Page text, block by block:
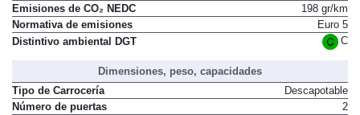
Emisiones de CO₂ NEDC
198 gr/km
Normativa de emisiones
Euro 5
Distintivo ambiental DGT
C
Dimensiones, peso, capacidades
Tipo de Carrocería
Descapotable
Número de puertas
2